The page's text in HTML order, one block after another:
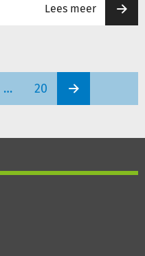
Lees meer
… 20